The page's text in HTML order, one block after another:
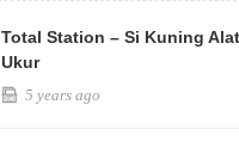
Total Station – Si Kuning Alat
Ukur
5 years ago